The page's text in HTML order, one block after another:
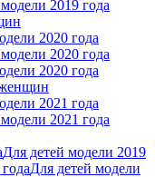
2019 года
2020 года
2020 года
2020 года
2021 года
2021 года
Для детей модели 2019
Для детей модели